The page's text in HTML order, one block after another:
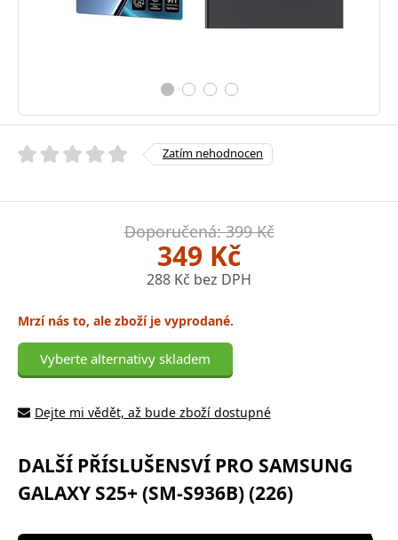
Zatím nehodnocen
Doporučená: 399 Kč
349 Kč
288 Kč bez DPH
Mrzí nás to, ale zboží je vyprodané.
Vyberte alternativy skladem
Dejte mi vědět, až bude zboží dostupné
DALŠÍ PŘÍSLUŠENSVÍ PRO SAMSUNG
GALAXY S25+ (SM-S936B) (226)